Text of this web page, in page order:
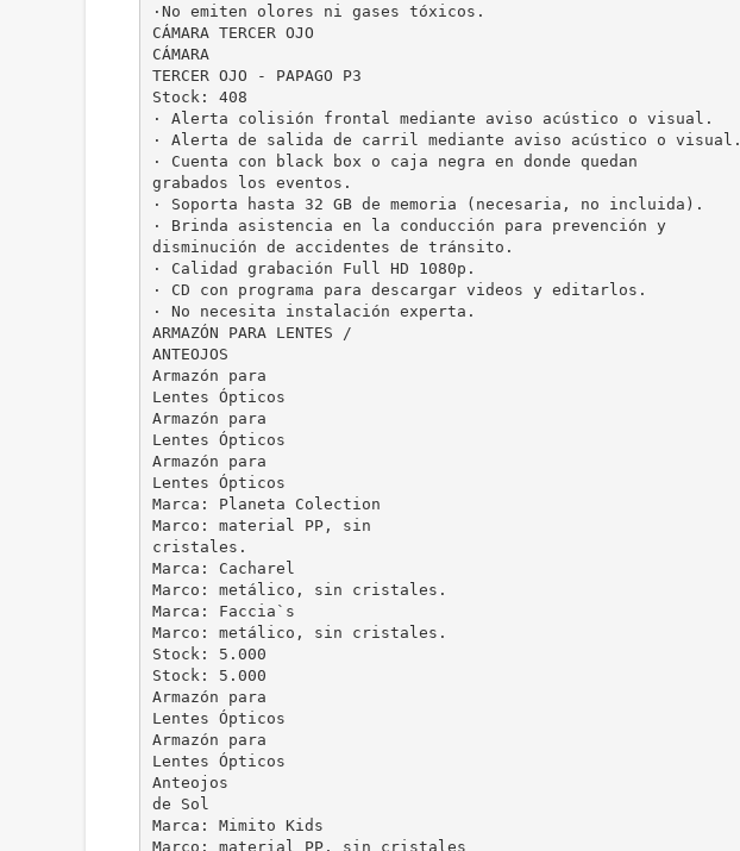
·No emiten olores ni gases tóxicos.
CÁMARA TERCER OJO
CÁMARA
TERCER OJO - PAPAGO P3
Stock: 408
· Alerta colisión frontal mediante aviso acústico o visual.
· Alerta de salida de carril mediante aviso acústico o visual.
· Cuenta con black box o caja negra en donde quedan
grabados los eventos.
· Soporta hasta 32 GB de memoria (necesaria, no incluida).
· Brinda asistencia en la conducción para prevención y
disminución de accidentes de tránsito.
· Calidad grabación Full HD 1080p.
· CD con programa para descargar videos y editarlos.
· No necesita instalación experta.
ARMAZÓN PARA LENTES /
ANTEOJOS
Armazón para
Lentes Ópticos
Armazón para
Lentes Ópticos
Armazón para
Lentes Ópticos
Marca: Planeta Colection
Marco: material PP, sin
cristales.
Marca: Cacharel
Marco: metálico, sin cristales.
Marca: Faccia`s
Marco: metálico, sin cristales.
Stock: 5.000
Stock: 5.000
Armazón para
Lentes Ópticos
Armazón para
Lentes Ópticos
Anteojos
de Sol
Marca: Mimito Kids
Marco: material PP, sin cristales